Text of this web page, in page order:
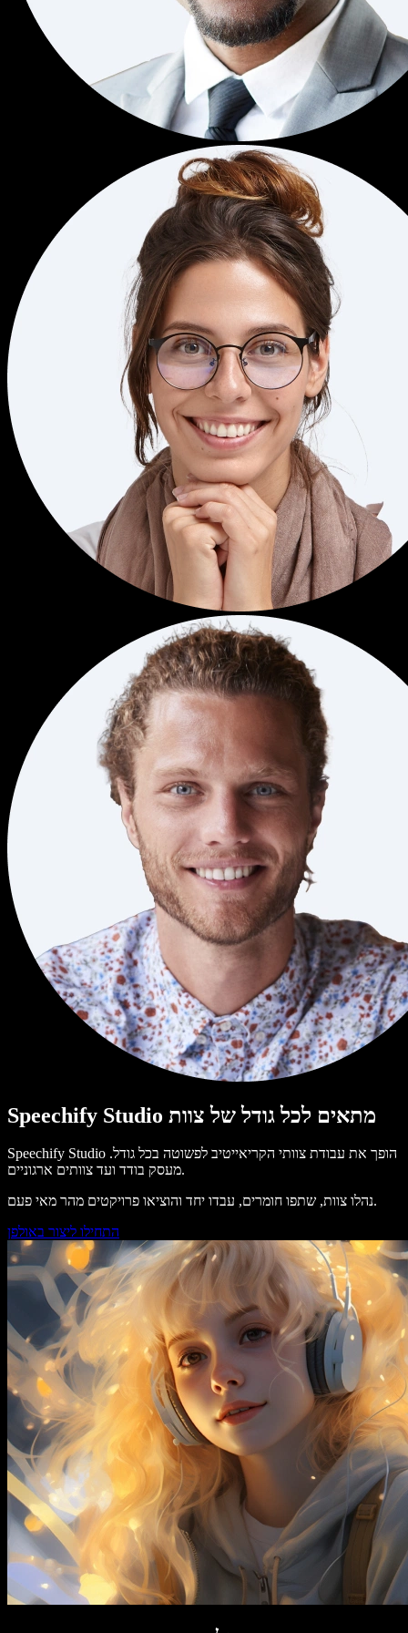
Speechify Studio מתאים לכל גודל של צוות
Speechify Studio הופך את עבודת צוותי הקריאייטיב לפשוטה בכל גודל.
מעסק בודד ועד צוותים ארגוניים.
נהלו צוות, שתפו חומרים, עבדו יחד והוציאו פרויקטים מהר מאי פעם.
התחילו ליצור באולפן